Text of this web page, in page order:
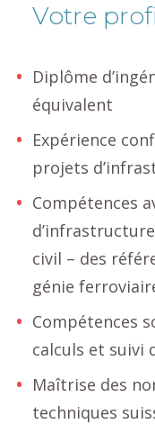
Votre
Diplôme
équivalent
Expérience
projets
Compétences
civil – des
génie
Compétences
calculs et suivi
Maîtrise des
techniques